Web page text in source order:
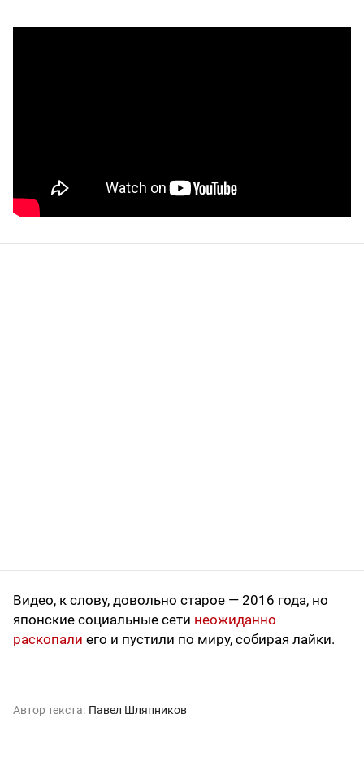
Видео, к слову, довольно старое — 2016 года, но
японские социальные сети неожиданно
раскопали его и пустили по миру, собирая лайки.
Автор текста: Павел Шляпников